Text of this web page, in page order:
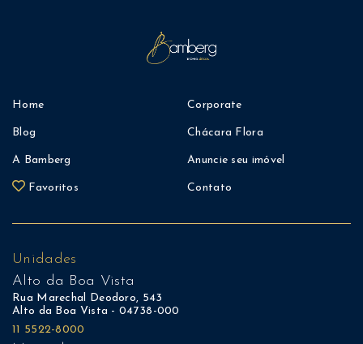
Home
Blog
A Bamberg
Favoritos
Corporate
Chácara Flora
Anuncie seu imóvel
Contato
Unidades
Alto da Boa Vista
Rua Marechal Deodoro, 543
Alto da Boa Vista - 04738-000
11 5522-8000